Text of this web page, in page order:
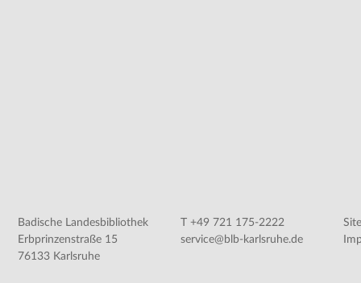
Badische Landesbibliothek
Erbprinzenstraße 15
76133 Karlsruhe
T +49 721 175-2222
service@blb-karlsruhe.de